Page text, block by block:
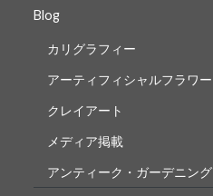
Blog
カリグラフィー
アーティフィシャルフラワー
クレイアート
メディア掲載
アンティーク・ガーデニング